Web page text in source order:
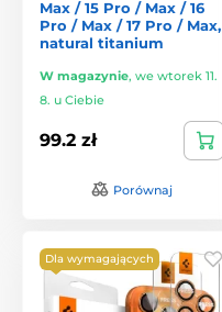
Max / 15 Pro / Max / 16
Pro / Max / 17 Pro / Max,
natural titanium
W magazynie, we wtorek 11.
8. u Ciebie
99.2 zł
Porównaj
Dla wymagających